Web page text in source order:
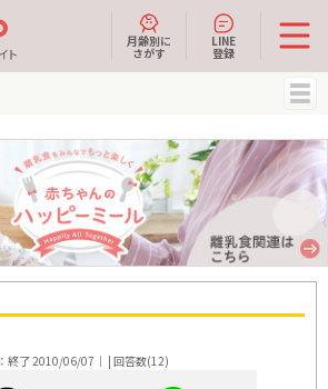
ト
月齢別に
さがす
LINE
登録
終了 2010/06/07｜ | 回答数(12)